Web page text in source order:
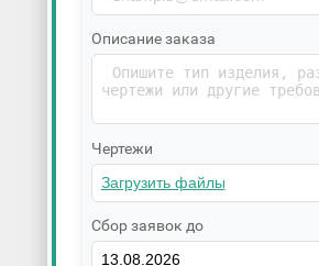
Описание заказа
Чертежи
Сбор заявок до